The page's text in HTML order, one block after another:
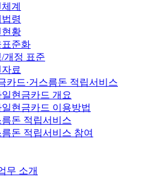
계
령
현황
표준화
개정 표준
료
카드·거스름돈 적립서비스
일현금카드 개요
일현금카드 이용방법
름돈 적립서비스
돈 적립서비스 참여
무 소개